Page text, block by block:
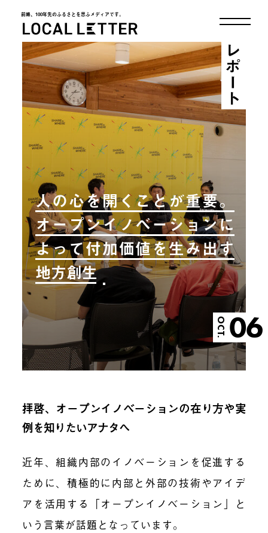
前略、100年先のふるさとを思ふメディアです。
LOCAL LETTER
人の心を開くことが重要。
オープンイノベーションに
よって付加価値を生み出す
地方創生
OCT. 06
レポート
拝啓、オープンイノベーションの在り方や実
例を知りたいアナタへ
近年、組織内部のイノベーションを促進する
ために、積極的に内部と外部の技術やアイデ
アを活用する「オープンイノベーション」と
いう言葉が話題となっています。